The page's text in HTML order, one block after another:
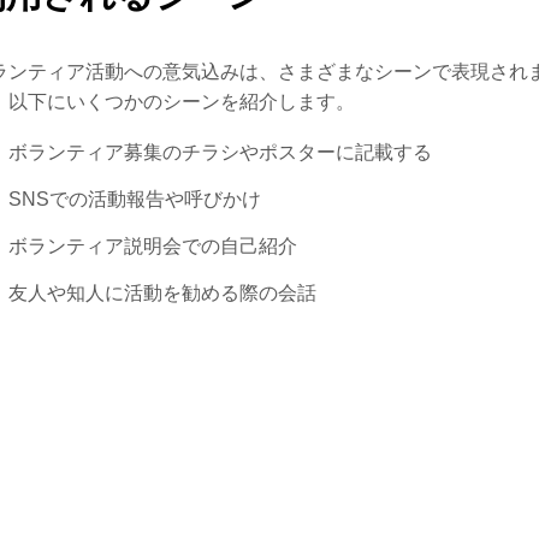
ンティア活動への意気込みは、さまざまなシーンで表現され
以下にいくつかのシーンを紹介します。
ボランティア募集のチラシやポスターに記載する
SNSでの活動報告や呼びかけ
ボランティア説明会での自己紹介
友人や知人に活動を勧める際の会話